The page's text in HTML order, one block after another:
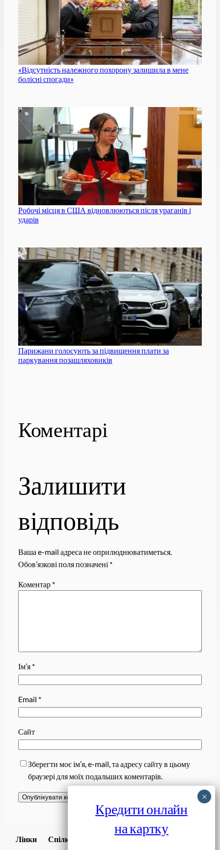
«Відсутність належного похорону залишила в мене
болісні спогади»
Робочі місця в США відновлюються після ураганів і
ударів
Парижани голосують за підвищення плати за
паркування позашляховиків
Коментарі
Залишити
відповідь
Ваша e-mail адреса не оприлюднюватиметься.
Обов’язкові поля позначені *
Коментар *
Ім’я *
Email *
Сайт
Зберегти моє ім’я, e-mail, та адресу сайту в цьому
браузері для моїх подальших коментарів.
Лінки Спілки
Завантажити
Кредити онлайн
на картку